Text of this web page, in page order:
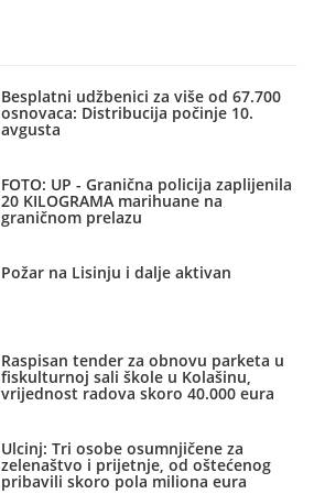
Besplatni udžbenici za više od 67.700
osnovaca: Distribucija počinje 10.
avgusta
FOTO: UP - Granična policija zaplijenila
20 KILOGRAMA marihuane na
graničnom prelazu
Požar na Lisinju i dalje aktivan
Raspisan tender za obnovu parketa u
fiskulturnoj sali škole u Kolašinu,
vrijednost radova skoro 40.000 eura
Ulcinj: Tri osobe osumnjičene za
zelenaštvo i prijetnje, od oštećenog
pribavili skoro pola miliona eura